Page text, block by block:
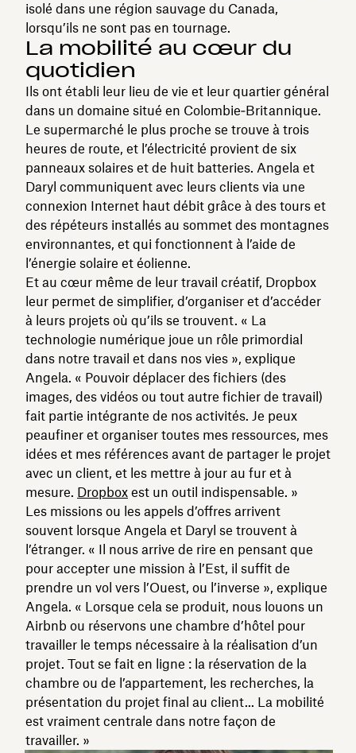
isolé dans une région sauvage du Canada,
lorsqu’ils ne sont pas en tournage.
La mobilité au cœur du
quotidien
Ils ont établi leur lieu de vie et leur quartier général
dans un domaine situé en Colombie‑Britannique.
Le supermarché le plus proche se trouve à trois
heures de route, et l’électricité provient de six
panneaux solaires et de huit batteries. Angela et
Daryl communiquent avec leurs clients via une
connexion Internet haut débit grâce à des tours et
des répéteurs installés au sommet des montagnes
environnantes, et qui fonctionnent à l’aide de
l’énergie solaire et éolienne.
Et au cœur même de leur travail créatif, Dropbox
leur permet de simplifier, d’organiser et d’accéder
à leurs projets où qu’ils se trouvent. « La
technologie numérique joue un rôle primordial
dans notre travail et dans nos vies », explique
Angela. « Pouvoir déplacer des fichiers (des
images, des vidéos ou tout autre fichier de travail)
fait partie intégrante de nos activités. Je peux
peaufiner et organiser toutes mes ressources, mes
idées et mes références avant de partager le projet
avec un client, et les mettre à jour au fur et à
mesure. Dropbox est un outil indispensable. »
Les missions ou les appels d’offres arrivent
souvent lorsque Angela et Daryl se trouvent à
l’étranger. « Il nous arrive de rire en pensant que
pour accepter une mission à l’Est, il suffit de
prendre un vol vers l’Ouest, ou l’inverse », explique
Angela. « Lorsque cela se produit, nous louons un
Airbnb ou réservons une chambre d’hôtel pour
travailler le temps nécessaire à la réalisation d’un
projet. Tout se fait en ligne : la réservation de la
chambre ou de l’appartement, les recherches, la
présentation du projet final au client... La mobilité
est vraiment centrale dans notre façon de
travailler. »